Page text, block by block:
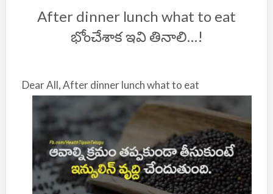
After dinner lunch what to eat
భోంచేశాక ఇవి తినాలి…!
Dear All, After dinner lunch what to eat